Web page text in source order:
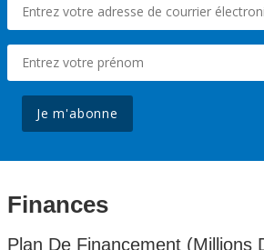
Je m'abonne
Finances
Plan De Financement (Millions